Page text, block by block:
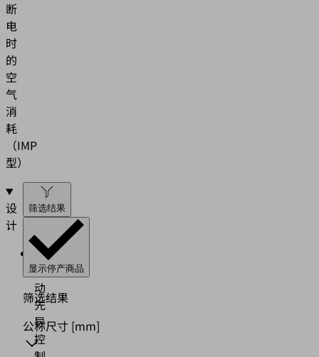
断
电
时
的
空
气
消
耗
（IMP
型）
设
计
带
气
动
先
导
控
筛选结果
显示停产商品
筛选结果
公称尺寸 [mm]